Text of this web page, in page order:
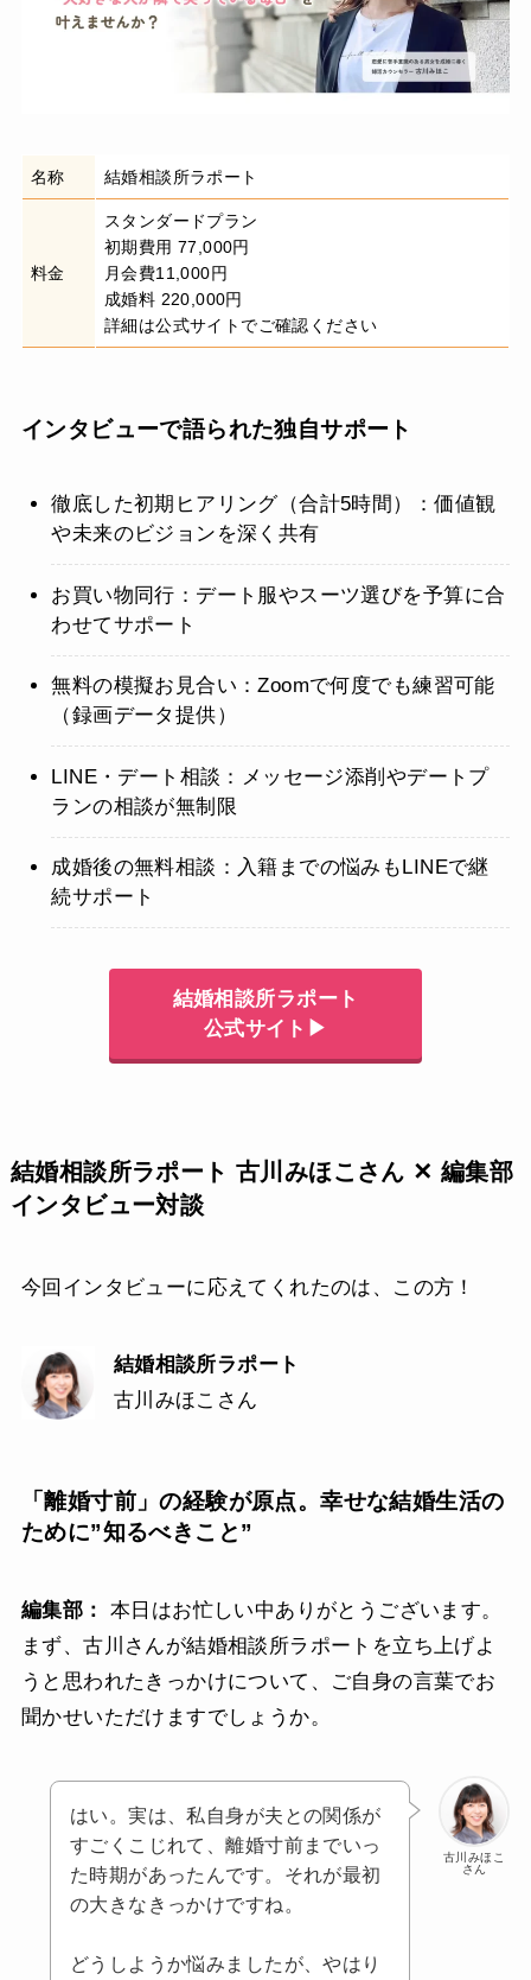
名称 結婚相談所ラポート
料金
スタンダードプラン
初期費用 77,000円
月会費11,000円
成婚料 220,000円
詳細は公式サイトでご確認ください
インタビューで語られた独自サポート
徹底した初期ヒアリング（合計5時間）：価値観
や未来のビジョンを深く共有
お買い物同行：デート服やスーツ選びを予算に合
わせてサポート
無料の模擬お見合い：Zoomで何度でも練習可能
（録画データ提供）
LINE・デート相談：メッセージ添削やデートプ
ランの相談が無制限
成婚後の無料相談：入籍までの悩みもLINEで継
続サポート
結婚相談所ラポート
公式サイト▶
結婚相談所ラポート 古川みほこさん ✕ 編集部
インタビュー対談
今回インタビューに応えてくれたのは、この方！
結婚相談所ラポート
古川みほこさん
「離婚寸前」の経験が原点。幸せな結婚生活の
ために”知るべきこと”
編集部：
本日はお忙しい中ありがとうございます。
まず、古川さんが結婚相談所ラポートを立ち上げよ
うと思われたきっかけについて、ご自身の言葉でお
聞かせいただけますでしょうか。
古川みほこ
さん
はい。実は、私自身が夫との関係が
すごくこじれて、離婚寸前までいっ
た時期があったんです。それが最初
の大きなきっかけですね。
どうしようか悩みましたが、やはり